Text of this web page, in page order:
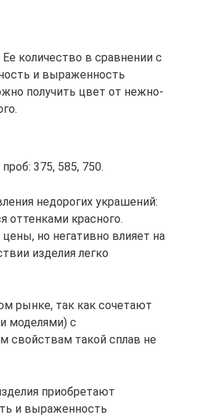
количество в сравнении с
и выраженность
получить цвет от нежно-
375, 585, 750.
недорогих украшений:
оттенками красного.
но негативно влияет на
изделия легко
рынке, так как сочетают
моделями) с
свойствам такой сплав не
приобретают
и выраженность